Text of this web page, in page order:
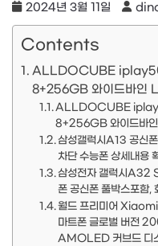
2024년 3월 11일
Contents
ALLDOCUBE
8+256GB 와이드바인
ALLDOCUBE
8+256GB 와이드바인
삼성갤럭시A13 공신
차단 수능폰 상세내용
삼성전자 갤럭시A32
폰 공신폰 풀박스포함,
월드 프리미어
마트폰 글로벌 버전
AMOLED 커브드 디